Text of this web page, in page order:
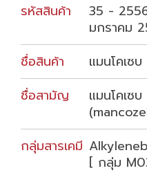
รหัสสินค้า
35 -
มกราคม
ชื่อสินค้า
แมนโคเซ
ชื่อสามัญ
แมนโคเซ
กลุ่มสารเคมี
[ กลุ่ม